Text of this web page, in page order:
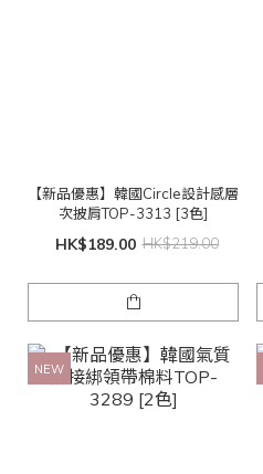
【新品優惠】韓國Circle設計感層
次披肩TOP-3313 [3色]
HK$189.00 HK$219.00
NEW